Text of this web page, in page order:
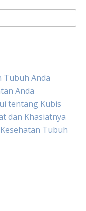
Tubuh Anda
Anda
tentang Kubis
dan Khasiatnya
Tubuh